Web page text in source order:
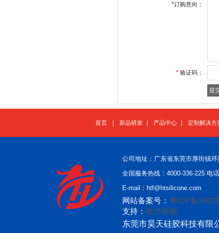
*订购意向：
* 验证码：
首页 新品研发 产品中心 定制解决方
公司地址：广东省东莞市厚街镇
全国服务热线：4000-336-225 电
E-mail：htf@htsilicone.com
网站备案号： 粤ICP备
支持： 给力营销
东莞市昊天硅胶科技有限